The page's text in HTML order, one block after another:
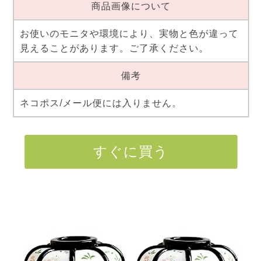
商品画像について
お使いのモニタや環境により、実物と色が違って
見えることがあります。ご了承ください。
備考
ネコポス/メール便には入りません。
すぐに買う